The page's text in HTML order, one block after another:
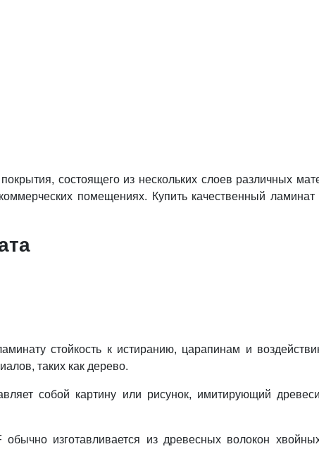
состоящего из нескольких слоев различных
помещениях. Купить качественный
стойкость к истиранию, царапинам и
таких как дерево.
собой картину или рисунок, имитирующий
обычно изготавливается из древесных волокон